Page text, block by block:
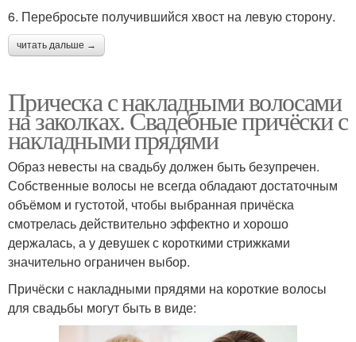
6. Перебросьте получившийся хвост на левую сторону.
читать дальше →
Прическа с накладными волосами
на заколках. Свадебные причёски с
накладными прядями
Образ невесты на свадьбу должен быть безупречен.
Собственные волосы не всегда обладают достаточным
объёмом и густотой, чтобы выбранная причёска
смотрелась действительно эффектно и хорошо
держалась, а у девушек с короткими стрижками
значительно ограничен выбор.
Причёски с накладными прядями на короткие волосы
для свадьбы могут быть в виде: